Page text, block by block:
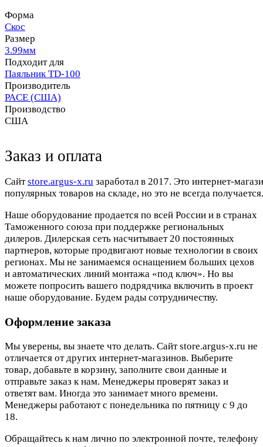
Форма
Скос
Размер
3.99мм
Подходит для
Паяльник TD-100
Производитель
PACE (США)
Производство
США
Заказ и оплата
Cайтstore.argus-x.ru заработал в 2017. Это интернет-
популярных товаров на складе, но это не всегда
Наше оборудование продается по всей России и в странах
Таможенного союза при поддержке региональных
дилеров. Дилерская сеть насчитывает 20 постоянных
партнеров, которые продвигают новые технологии в своих
регионах. Мы не занимаемся оснащением больших цехов
и автоматических линий монтажа «под ключ». Но вы
можете попросить вашего подрядчика включить в проект
наше оборудование. Будем рады сотрудничеству.
Оформление заказа
Мы уверены, вы знаете что делать. Сайт store.argus-x.ru не
отличается от других интернет-магазинов. Выберите
товар, добавьте в корзину, заполните свои данные и
отправьте заказ к нам. Менеджеры проверят заказ и
ответят вам. Иногда это занимает много времени.
Менеджеры работают с понедельника по пятницу с 9 до
18.
Обращайтесь к нам лично по электронной почте, телефону